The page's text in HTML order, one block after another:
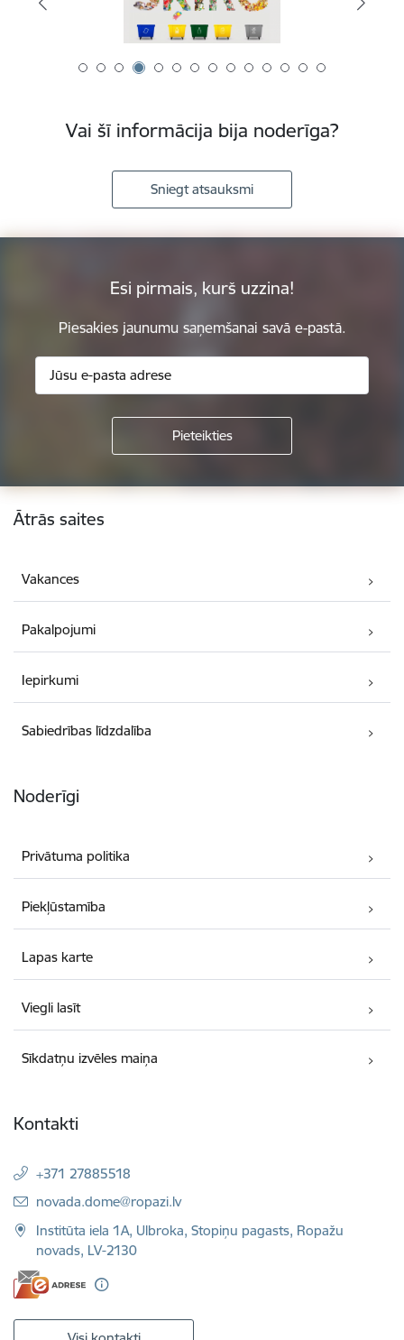
Vai šī informācija bija noderīga?
Sniegt atsauksmi
Esi pirmais, kurš uzzina!
Piesakies jaunumu saņemšanai savā e-pastā.
Kājene
Ātrās saites
Vakances
Pakalpojumi
Iepirkumi
Sabiedrības līdzdalība
Noderīgi
Privātuma politika
Piekļūstamība
Lapas karte
Viegli lasīt
Sīkdatņu izvēles maiņa
Kontakti
+371 27885518
E-pasts:
novada.dome@ropazi.lv
Institūta iela 1A, Ulbroka, Stopiņu pagasts, Ropažu
novads, LV-2130